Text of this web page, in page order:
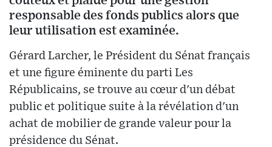
responsable des fonds publics alors que
leur utilisation est examinée.
Gérard Larcher, le Président du Sénat français
et une figure éminente du parti Les
Républicains, se trouve au cœur d'un débat
public et politique suite à la révélation d'un
achat de mobilier de grande valeur pour la
présidence du Sénat.